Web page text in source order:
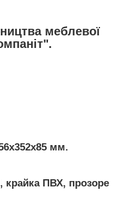
меблевої
мм.
крайка ПВХ, прозоре